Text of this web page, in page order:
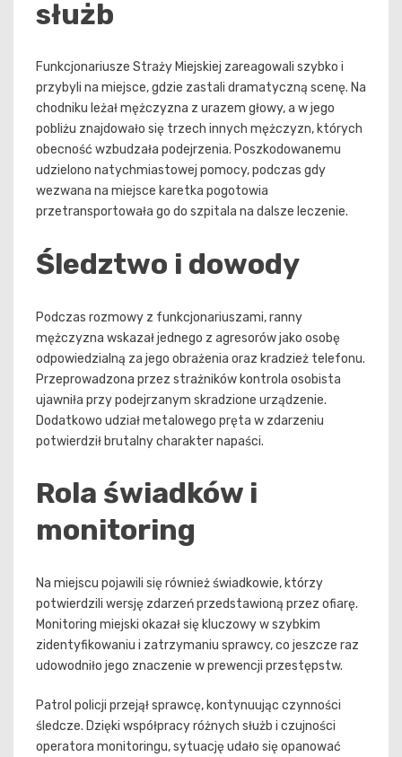
służb
Funkcjonariusze Straży Miejskiej zareagowali szybko i
przybyli na miejsce, gdzie zastali dramatyczną scenę. Na
chodniku leżał mężczyzna z urazem głowy, a w jego
pobliżu znajdowało się trzech innych mężczyzn, których
obecność wzbudzała podejrzenia. Poszkodowanemu
udzielono natychmiastowej pomocy, podczas gdy
wezwana na miejsce karetka pogotowia
przetransportowała go do szpitala na dalsze leczenie.
Śledztwo i dowody
Podczas rozmowy z funkcjonariuszami, ranny
mężczyzna wskazał jednego z agresorów jako osobę
odpowiedzialną za jego obrażenia oraz kradzież telefonu.
Przeprowadzona przez strażników kontrola osobista
ujawniła przy podejrzanym skradzione urządzenie.
Dodatkowo udział metalowego pręta w zdarzeniu
potwierdził brutalny charakter napaści.
Rola świadków i
monitoring
Na miejscu pojawili się również świadkowie, którzy
potwierdzili wersję zdarzeń przedstawioną przez ofiarę.
Monitoring miejski okazał się kluczowy w szybkim
zidentyfikowaniu i zatrzymaniu sprawcy, co jeszcze raz
udowodniło jego znaczenie w prewencji przestępstw.
Patrol policji przejął sprawcę, kontynuując czynności
śledcze. Dzięki współpracy różnych służb i czujności
operatora monitoringu, sytuację udało się opanować